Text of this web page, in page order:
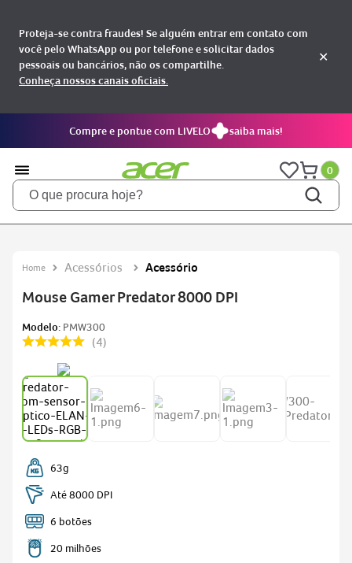
Proteja-se contra fraudes! Se alguém entrar em contato com
você pelo WhatsApp ou por telefone e solicitar dados
pessoais ou bancários, não os compartilhe.
Conheça nossos canais oficiais.
✕
Compre e pontue com LIVELO saiba mais!
0
O que procura hoje?
TERMOS MAIS BUSCADOS
aspire 5
4 nitro 5
6 nitro v15
7 acer nitro v15
8 notebook gamer acer nitro v15
fonte
10 notebook acer aspire go 15
Acessórios Acessório
Mouse Gamer Predator 8000 DPI
Modelo: PMW300
4
63g
Até 8000 DPI
6 botões
20 milhões